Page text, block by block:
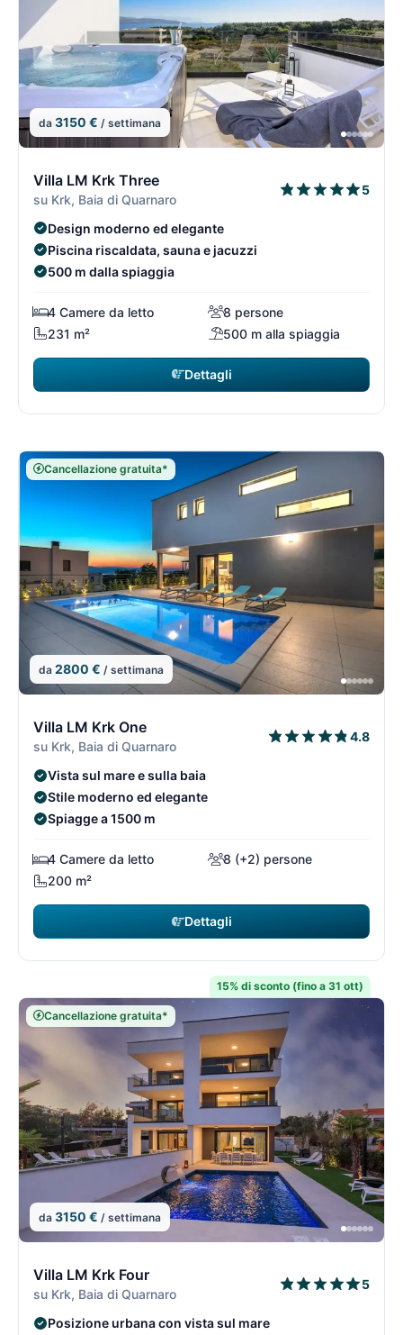
da 3150 € / settimana
Villa LM Krk Three
su Krk, Baia di Quarnaro
5
Design moderno ed elegante
Piscina riscaldata, sauna e jacuzzi
500 m dalla spiaggia
4 Camere da letto
8 persone
231 m²
500 m alla spiaggia
Dettagli
Cancellazione gratuita*
da 2800 € / settimana
Villa LM Krk One
su Krk, Baia di Quarnaro
4.8
Vista sul mare e sulla baia
Stile moderno ed elegante
Spiagge a 1500 m
4 Camere da letto
8 (+2) persone
200 m²
Dettagli
15% di sconto (fino a 31 ott)
Cancellazione gratuita*
da 3150 € / settimana
Villa LM Krk Four
su Krk, Baia di Quarnaro
5
Posizione urbana con vista sul mare